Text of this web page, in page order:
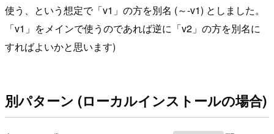
使う、という想定で「v1」の方を別名 (～-v1) としました。
「v1」をメインで使うのであれば逆に「v2」の方を別名に
すればよいかと思います)
別パターン (ローカルインストールの場合)